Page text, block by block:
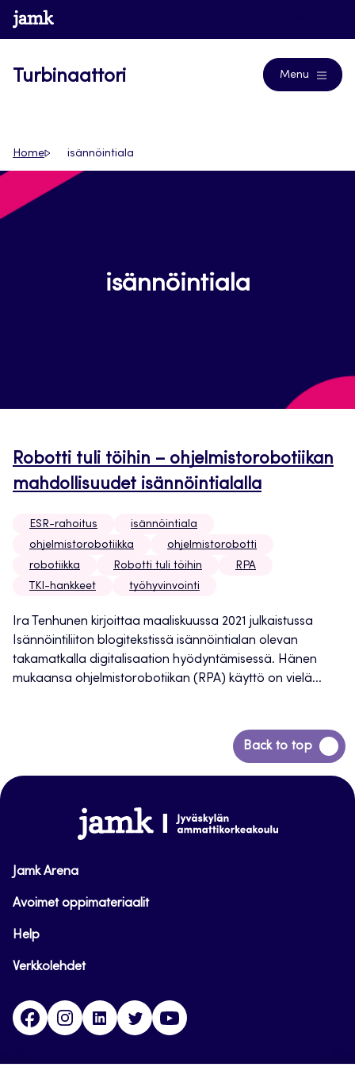
Siirry
suoraan
www.jamk.fi
Turbinaattori Menu
Home isännöintiala
isännöintiala
Robotti tuli töihin – ohjelmistorobotiikan
mahdollisuudet isännöintialalla
ESR-rahoitus
isännöintiala
ohjelmistorobotiikka
ohjelmistorobotti
robotiikka
Robotti tuli töihin
RPA
TKI-hankkeet
työhyvinvointi
Ira Tenhunen kirjoittaa maaliskuussa 2021 julkaistussa
Isännöintiliiton blogitekstissä isännöintialan olevan
takamatkalla digitalisaation hyödyntämisessä. Hänen
mukaansa ohjelmistorobotiikan (RPA) käyttö on vielä...
Back to top
Siirry
takaisin
www.jamk.fi
Jamk Arena
Avoimet oppimateriaalit
Help
Verkkolehdet
FacebookInstagramLinkedinTwitter